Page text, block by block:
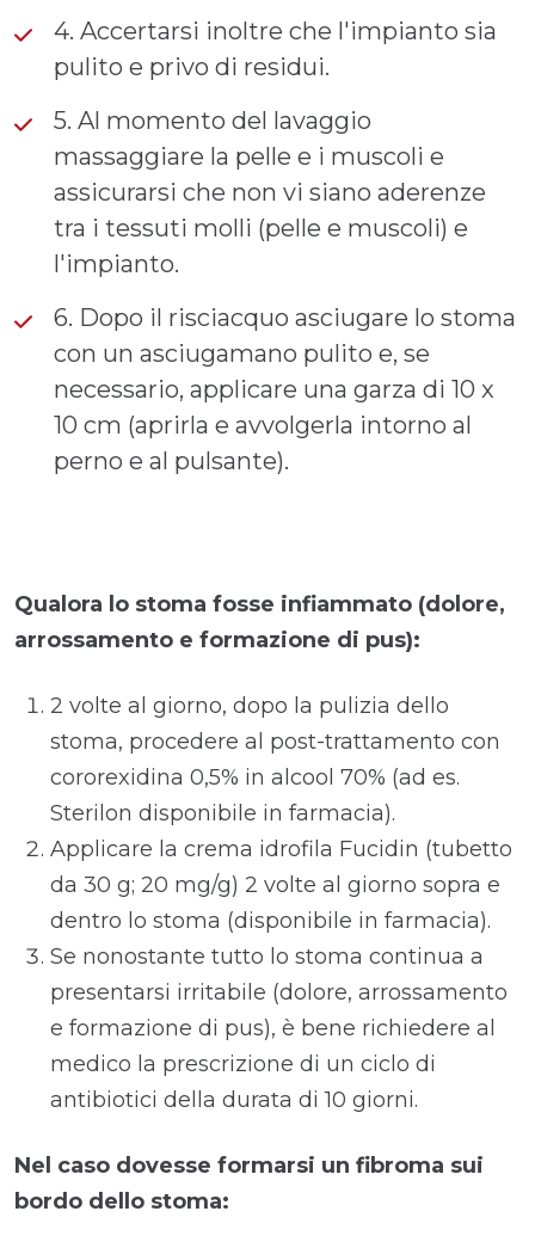
4. Accertarsi inoltre che l'impianto sia
pulito e privo di residui.
5. Al momento del lavaggio
massaggiare la pelle e i muscoli e
assicurarsi che non vi siano aderenze
tra i tessuti molli (pelle e muscoli) e
l'impianto.
6. Dopo il risciacquo asciugare lo stoma
con un asciugamano pulito e, se
necessario, applicare una garza di 10 x
10 cm (aprirla e avvolgerla intorno al
perno e al pulsante).
Qualora lo stoma fosse infiammato (dolore,
arrossamento e formazione di pus):
2 volte al giorno, dopo la pulizia dello
stoma, procedere al post-trattamento con
cororexidina 0,5% in alcool 70% (ad es.
Sterilon disponibile in farmacia).
Applicare la crema idrofila Fucidin (tubetto
da 30 g; 20 mg/g) 2 volte al giorno sopra e
dentro lo stoma (disponibile in farmacia).
Se nonostante tutto lo stoma continua a
presentarsi irritabile (dolore, arrossamento
e formazione di pus), è bene richiedere al
medico la prescrizione di un ciclo di
antibiotici della durata di 10 giorni.
Nel caso dovesse formarsi un fibroma sui
bordo dello stoma: